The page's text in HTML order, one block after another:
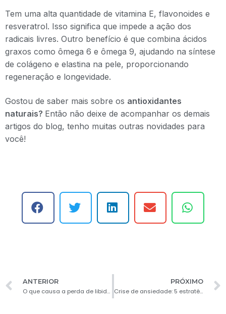
Tem uma alta quantidade de vitamina E, flavonoides e
resveratrol. Isso significa que impede a ação dos
radicais livres. Outro benefício é que combina ácidos
graxos como ômega 6 e ômega 9, ajudando na síntese
de colágeno e elastina na pele, proporcionando
regeneração e longevidade.
Gostou de saber mais sobre os antioxidantes
naturais? Então não deixe de acompanhar os demais
artigos do blog, tenho muitas outras novidades para
você!
ANTERIOR
O que causa a perda de libido?
PRÓXIMO
Crise de ansiedade: 5 estratégias para diminuir no dia a dia